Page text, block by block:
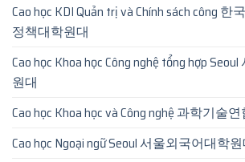
Cao học KDI Quản trị và Chính sách công
정책대학원대
Cao học Khoa học Công nghệ tổng hợp
원대
Cao học Khoa học và Công nghệ 과학기술
Cao học Ngoại ngữ Seoul 서울외국어대학